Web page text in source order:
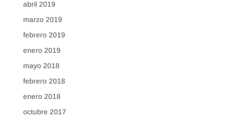
abril 2019
marzo 2019
febrero 2019
enero 2019
mayo 2018
febrero 2018
enero 2018
octubre 2017